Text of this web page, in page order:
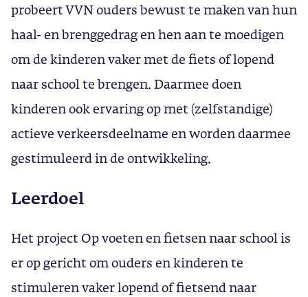
probeert VVN ouders bewust te maken van hun
haal- en brenggedrag en hen aan te moedigen
om de kinderen vaker met de fiets of lopend
naar school te brengen. Daarmee doen
kinderen ook ervaring op met (zelfstandige)
actieve verkeersdeelname en worden daarmee
gestimuleerd in de ontwikkeling.
Leerdoel
Het project Op voeten en fietsen naar school is
er op gericht om ouders en kinderen te
stimuleren vaker lopend of fietsend naar